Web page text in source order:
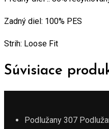
množstvo
Zadný diel: 100% PES
Strih: Loose Fit
Súvisiace
Podlužany 307